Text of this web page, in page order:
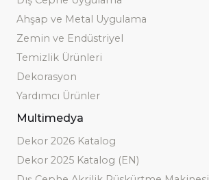
Ahşap ve Metal Uygulama
Zemin ve Endüstriyel
Temizlik Ürünleri
Dekorasyon
Yardımcı Ürünler
Multimedya
Dekor 2026 Katalog
Dekor 2025 Katalog (EN)